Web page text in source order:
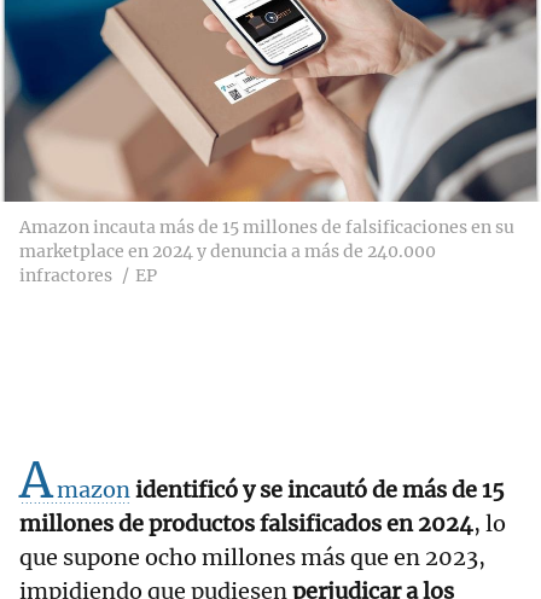
Amazon incauta más de 15 millones de falsificaciones en su
marketplace en 2024 y denuncia a más de 240.000
infractores
EP
Amazonidentificó y se incautó de más de 15
millones de productos falsificados en 2024, lo
que supone ocho millones más que en 2023,
impidiendo que pudiesenperjudicar a los